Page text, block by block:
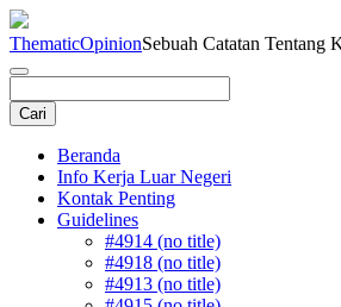
ThematicOpinionSebuah Catatan Tentang
Beranda
Info Kerja Luar Negeri
Kontak Penting
Guidelines
#4914 (no title)
#4918 (no title)
#4913 (no title)